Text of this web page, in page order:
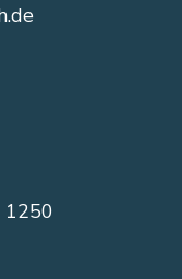
1250